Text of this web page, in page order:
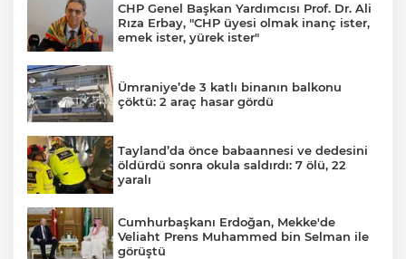
CHP Genel Başkan Yardımcısı Prof. Dr. Ali
Rıza Erbay, "CHP üyesi olmak inanç ister,
emek ister, yürek ister"
Ümraniye’de 3 katlı binanın balkonu
çöktü: 2 araç hasar gördü
Tayland’da önce babaannesi ve dedesini
öldürdü sonra okula saldırdı: 7 ölü, 22
yaralı
Cumhurbaşkanı Erdoğan, Mekke'de
Veliaht Prens Muhammed bin Selman ile
görüştü